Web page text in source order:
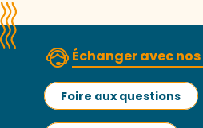
Échanger avec
Foire aux questions